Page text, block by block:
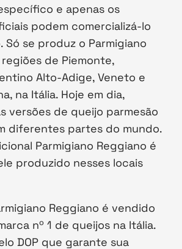
e apenas os
podem comercializá-lo
Só se produz o Parmigiano
de Piemonte,
Alto-Adige, Veneto e
na Itália. Hoje em dia,
versões de queijo parmesão
diferentes partes do mundo.
Parmigiano Reggiano é
produzido nesses locais
Reggiano é vendido
nº 1 de queijos na Itália.
DOP que garante sua